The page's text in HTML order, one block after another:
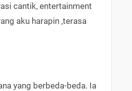
cantik, entertainment
aku harapin ,terasa
yang berbeda-beda. Ia